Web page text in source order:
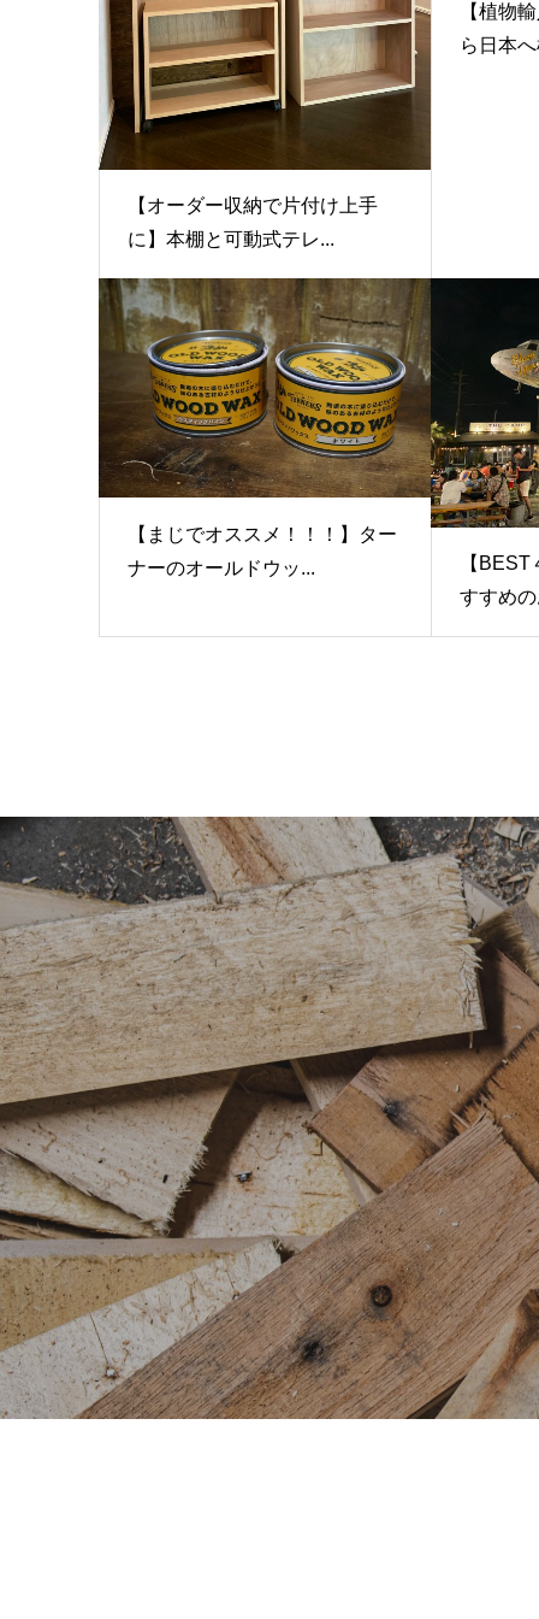
【オーダー収納で片付け上手
に】本棚と可動式テレ...
【植物
ら日本
【まじでオススメ！！！】ター
ナーのオールドウッ...
【
すすめ